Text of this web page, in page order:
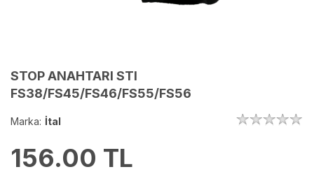
STOP ANAHTARI STI
FS38/FS45/FS46/FS55/FS56
Marka: İtal
156.00 TL